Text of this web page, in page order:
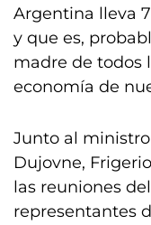
Argentina lleva
y que es,
madre de todos
economía de
Junto al
Dujovne,
las reuniones
representantes